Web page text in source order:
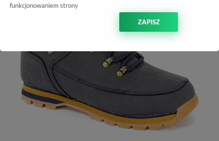
funkcjonowaniem strony
ZAPISZ